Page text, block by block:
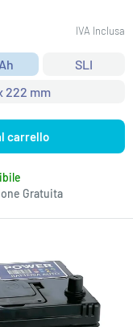
IVA Inclusa
SLI
222 mm
carrello
Gratuita